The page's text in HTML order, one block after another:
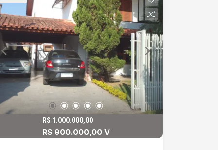
R$ 1.000.000,00
R$ 900.000,00 V